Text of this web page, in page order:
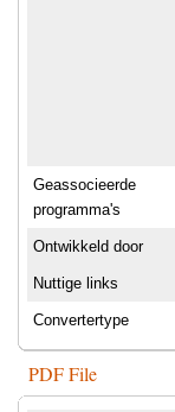
Geassocieerde
programma's
Ontwikkeld door
Nuttige links
Convertertype
PDF File